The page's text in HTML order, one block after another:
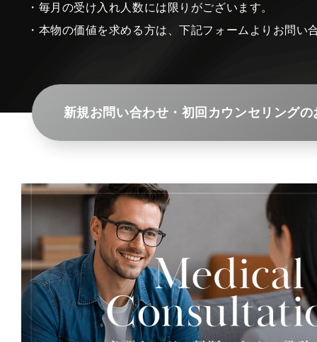
・毎月の受け入れ人数には限りがございます。
・本物の価値を求める方は、下記フォームよりお問い
新規お問い合わせ・初回カウンセリングの